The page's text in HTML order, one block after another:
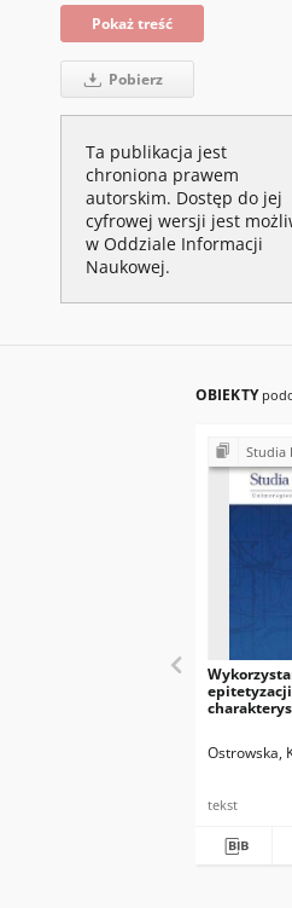
Pokaż treść
Pobierz
Ta publikacja jest
chroniona prawem
autorskim. Dostęp do jej
cyfrowej wersji jest
w Oddziale Informacji
Naukowej.
OBIEKTY
Studia
świetle
Ostrowska,
tekst